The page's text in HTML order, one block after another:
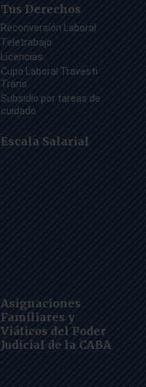
Tus Derechos
Reconversión Laboral
Teletrabajo
Licencias
Cupo Laboral Travesti
Trans
Subsidio por tareas de
cuidado
Escala Salarial
Asignaciones
Familiares y
Viáticos del Poder
Judicial de la CABA